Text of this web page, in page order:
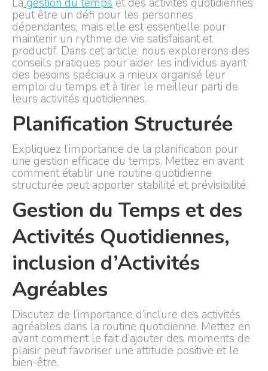
peut être un défi pour les personnes
dépendantes, mais elle est essentielle pour
maintenir un rythme de vie satisfaisant et
productif. Dans cet article, nous explorerons des
conseils pratiques pour aider les individus ayant
des besoins spéciaux a mieux organisé leur
emploi du temps et à tirer le meilleur parti de
leurs activités quotidiennes.
Planification Structurée
Expliquez l’importance de la planification pour
une gestion efficace du temps. Mettez en avant
comment établir une routine quotidienne
structurée peut apporter stabilité et prévisibilité.
Gestion du Temps et des
Activités Quotidiennes,
inclusion d’Activités
Agréables
Discutez de l’importance d’inclure des activités
agréables dans la routine quotidienne. Mettez en
avant comment le fait d’ajouter des moments de
plaisir peut favoriser une attitude positive et le
bien-être.